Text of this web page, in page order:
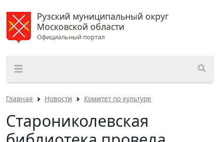
Рузский муниципальный округ
Московской области
Официальный портал
Главная Новости Комитет по культуре
Старониколевская